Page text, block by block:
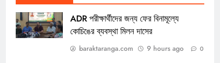
ADR পরীক্ষার্থীদের জন্য ফের বিনামূল্যে
কোচিঙের ব্যবস্থা মিলন দাসের
baraktaranga.com 9 hours ago 0